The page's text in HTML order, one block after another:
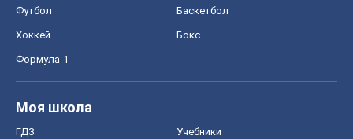
Футбол Баскетбол
Хоккей Бокс
Формула-1
Моя школа
ГДЗ Учебники